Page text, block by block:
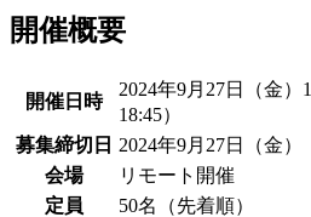
開催概要
開催日時
2024年9月27日（金）
18:45）
募集締切日 2024年9月27日（金）
会場
リモート開催
定員
50名（先着順）